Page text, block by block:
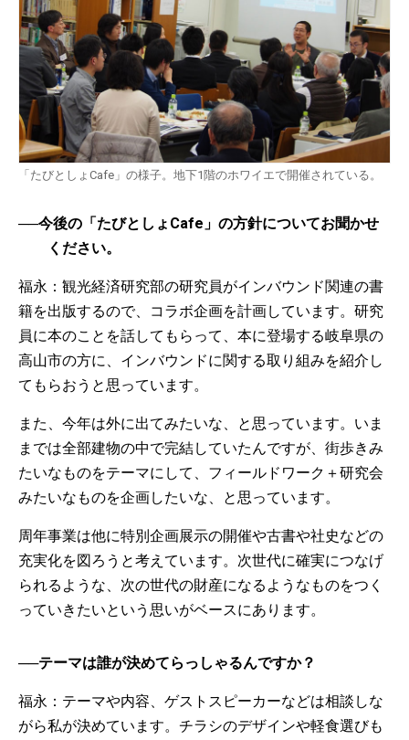
「たびとしょCafe」の様子。地下1階のホワイエで開催されている。
──今後の「たびとしょCafe」の方針についてお聞かせ
ください。
福永：観光経済研究部の研究員がインバウンド関連の書
籍を出版するので、コラボ企画を計画しています。研究
員に本のことを話してもらって、本に登場する岐阜県の
高山市の方に、インバウンドに関する取り組みを紹介し
てもらおうと思っています。
また、今年は外に出てみたいな、と思っています。いま
までは全部建物の中で完結していたんですが、街歩きみ
たいなものをテーマにして、フィールドワーク＋研究会
みたいなものを企画したいな、と思っています。
周年事業は他に特別企画展示の開催や古書や社史などの
充実化を図ろうと考えています。次世代に確実につなげ
られるような、次の世代の財産になるようなものをつく
っていきたいという思いがベースにあります。
──テーマは誰が決めてらっしゃるんですか？
福永：テーマや内容、ゲストスピーカーなどは相談しな
がら私が決めています。チラシのデザインや軽食選びも